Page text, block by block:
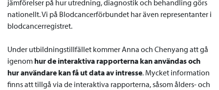
jämförelser på hur utredning, diagnostik och behandling görs
nationellt. Vi på Blodcancerförbundet har även representanter i
blodcancerregistret.
Under utbildningstillfället kommer Anna och Chenyang att gå
igenom hur de interaktiva rapporterna kan användas och
hur användare kan få ut data av intresse. Mycket information
finns att tillgå via de interaktiva rapporterna, såsom ålders- och